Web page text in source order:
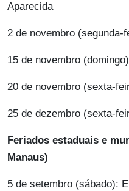
Aparecida
2 de novembro (segunda-
15 de novembro
20 de novembro (sexta-
25 de dezembro (sexta-
Feriados estaduais e
Manaus)
5 de setembro (sábado):